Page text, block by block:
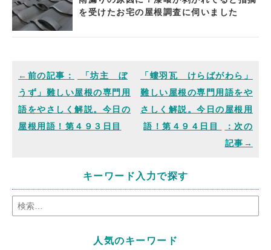
を受けたお宅の屋根調査に伺いました
「坊主 ぼ
うず」難しい屋根の専門用
語をやさしく解説。今日の
屋根用語！第４９３日目
「螻羽瓦 けらばがわら」
難しい屋根の専門用語をや
さしく解説。今日の屋根用
語！第４９４日目
キーワード入力で探す
人気のキーワード